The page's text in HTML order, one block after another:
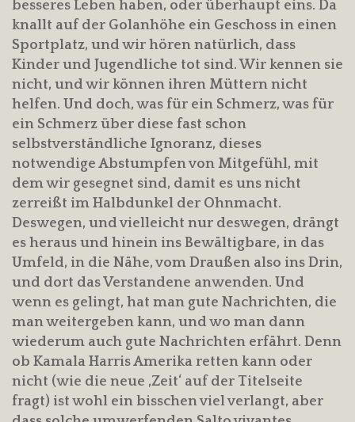
besseres Leben haben, oder überhaupt eins. Da
knallt auf der Golanhöhe ein Geschoss in einen
Sportplatz, und wir hören natürlich, dass
Kinder und Jugendliche tot sind. Wir kennen sie
nicht, und wir können ihren Müttern nicht
helfen. Und doch, was für ein Schmerz, was für
ein Schmerz über diese fast schon
selbstverständliche Ignoranz, dieses
notwendige Abstumpfen von Mitgefühl, mit
dem wir gesegnet sind, damit es uns nicht
zerreißt im Halbdunkel der Ohnmacht.
Deswegen, und vielleicht nur deswegen, drängt
es heraus und hinein ins Bewältigbare, in das
Umfeld, in die Nähe, vom Draußen also ins Drin,
und dort das Verstandene anwenden. Und
wenn es gelingt, hat man gute Nachrichten, die
man weitergeben kann, und wo man dann
wiederum auch gute Nachrichten erfährt. Denn
ob Kamala Harris Amerika retten kann oder
nicht (wie die neue ‚Zeit‘ auf der Titelseite
fragt) ist wohl ein bisschen viel verlangt, aber